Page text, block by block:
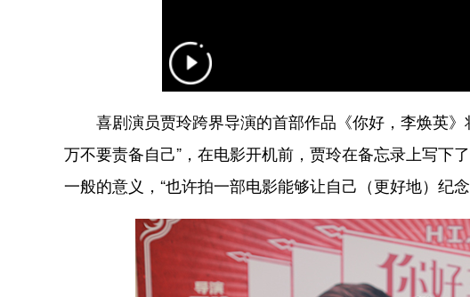
喜剧演员贾玲跨界导演的首部作品《你好，李焕英》
万不要责备自己”，在电影开机前，贾玲在备忘录上写下
一般的意义，“也许拍一部电影能够让自己（更好地）纪念